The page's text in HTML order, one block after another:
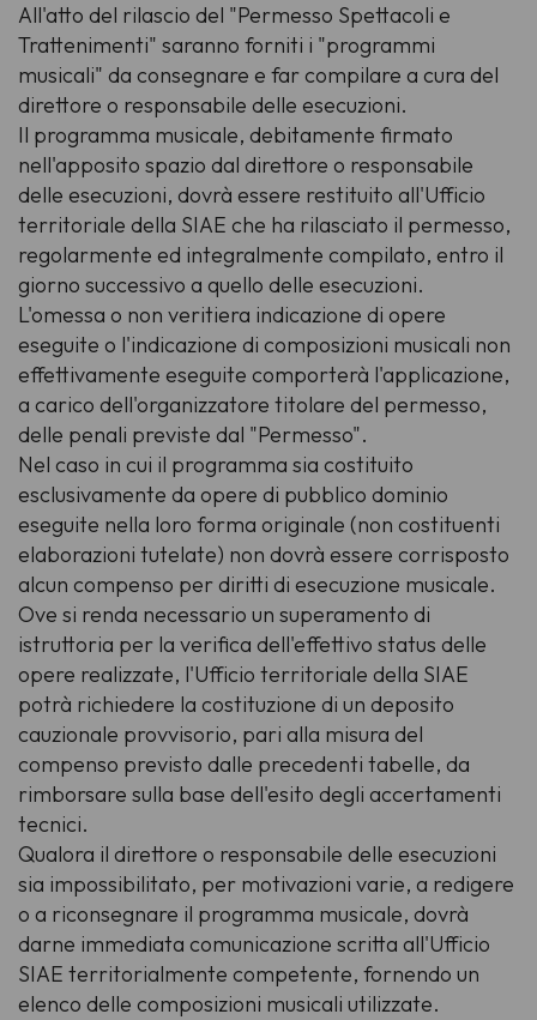
All'atto del rilascio del "Permesso Spettacoli e
Trattenimenti" saranno forniti i "programmi
musicali" da consegnare e far compilare a cura del
direttore o responsabile delle esecuzioni.
Il programma musicale, debitamente firmato
nell'apposito spazio dal direttore o responsabile
delle esecuzioni, dovrà essere restituito all'Ufficio
territoriale della SIAE che ha rilasciato il permesso,
regolarmente ed integralmente compilato, entro il
giorno successivo a quello delle esecuzioni.
L'omessa o non veritiera indicazione di opere
eseguite o l'indicazione di composizioni musicali non
effettivamente eseguite comporterà l'applicazione,
a carico dell'organizzatore titolare del permesso,
delle penali previste dal "Permesso".
Nel caso in cui il programma sia costituito
esclusivamente da opere di pubblico dominio
eseguite nella loro forma originale (non costituenti
elaborazioni tutelate) non dovrà essere corrisposto
alcun compenso per diritti di esecuzione musicale.
Ove si renda necessario un superamento di
istruttoria per la verifica dell'effettivo status delle
opere realizzate, l'Ufficio territoriale della SIAE
potrà richiedere la costituzione di un deposito
cauzionale provvisorio, pari alla misura del
compenso previsto dalle precedenti tabelle, da
rimborsare sulla base dell'esito degli accertamenti
tecnici.
Qualora il direttore o responsabile delle esecuzioni
sia impossibilitato, per motivazioni varie, a redigere
o a riconsegnare il programma musicale, dovrà
darne immediata comunicazione scritta all'Ufficio
SIAE territorialmente competente, fornendo un
elenco delle composizioni musicali utilizzate.